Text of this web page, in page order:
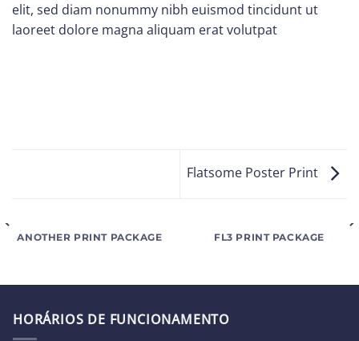
elit, sed diam nonummy nibh euismod tincidunt ut
laoreet dolore magna aliquam erat volutpat
Flatsome Poster Print
ANOTHER PRINT PACKAGE FL3 PRINT PACKAGE
HORÁRIOS DE FUNCIONAMENTO